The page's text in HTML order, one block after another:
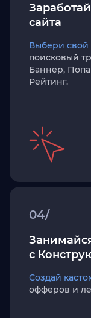
сайта
Выбери свой
поисковый
Баннер,
Рейтинг.
04/
с
Создай
офферов и